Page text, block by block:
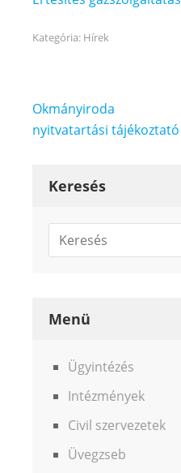
Kategória: Hírek
Bejegyzés
navigáció
Okmányiroda
nyitvatartási tájékoztató
Keresés
Menü
Ügyintézés
Intézmények
Civil szervezetek
Üvegzseb